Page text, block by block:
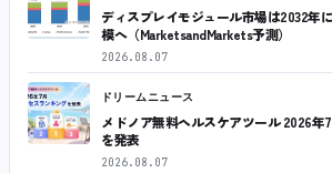
ディスプレイモジュール市場は2032年
模へ（MarketsandMarkets予測）
2026.08.07
ドリームニュース
メドノア無料ヘルスケアツール 2026年
を発表
2026.08.07